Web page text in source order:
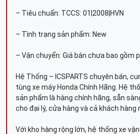
– Tiêu chuẩn: TCCS: 01|2008|HVN
– Tình trạng sản phẩm: New
– Vận chuyển: Giá bán chưa bao gồm
Hệ Thống – ICSPARTS chuyên bán,
tùng xe máy Honda Chính Hãng. Hệ
sản phẩm là hàng chính hãng, sẵn
cho đại lý, cửa hàng và cả khách hàng
Với kho hàng rộng lớn, hệ thống xe